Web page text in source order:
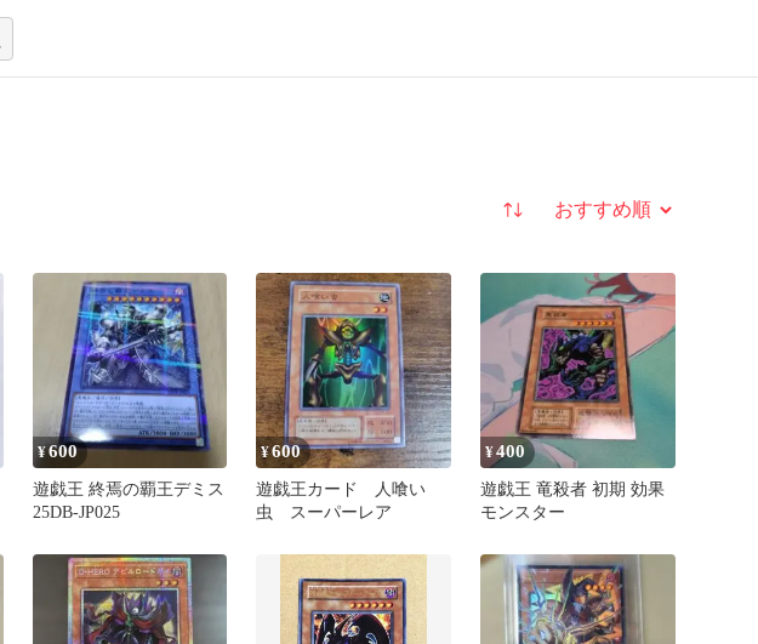
並び替え
¥600
遊戯王 終焉の覇王デミス
25DB-JP025
¥600
遊戯王カード 人喰い
虫 スーパーレア
¥400
遊戯王 竜殺者 初期 効果
モンスター